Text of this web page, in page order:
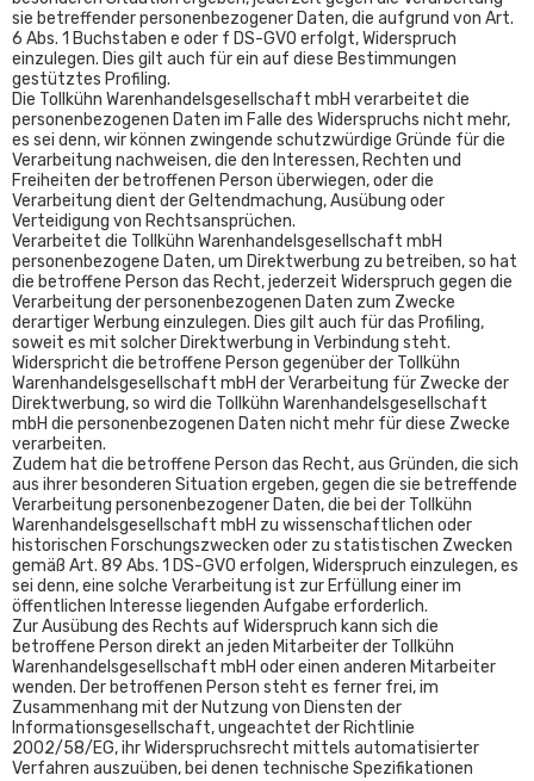
sie betreffender personenbezogener Daten, die aufgrund von Art.
6 Abs. 1 Buchstaben e oder f DS-GVO erfolgt, Widerspruch
einzulegen. Dies gilt auch für ein auf diese Bestimmungen
gestütztes Profiling.
Die Tollkühn Warenhandelsgesellschaft mbH verarbeitet die
personenbezogenen Daten im Falle des Widerspruchs nicht mehr,
es sei denn, wir können zwingende schutzwürdige Gründe für die
Verarbeitung nachweisen, die den Interessen, Rechten und
Freiheiten der betroffenen Person überwiegen, oder die
Verarbeitung dient der Geltendmachung, Ausübung oder
Verteidigung von Rechtsansprüchen.
Verarbeitet die Tollkühn Warenhandelsgesellschaft mbH
personenbezogene Daten, um Direktwerbung zu betreiben, so hat
die betroffene Person das Recht, jederzeit Widerspruch gegen die
Verarbeitung der personenbezogenen Daten zum Zwecke
derartiger Werbung einzulegen. Dies gilt auch für das Profiling,
soweit es mit solcher Direktwerbung in Verbindung steht.
Widerspricht die betroffene Person gegenüber der Tollkühn
Warenhandelsgesellschaft mbH der Verarbeitung für Zwecke der
Direktwerbung, so wird die Tollkühn Warenhandelsgesellschaft
mbH die personenbezogenen Daten nicht mehr für diese Zwecke
verarbeiten.
Zudem hat die betroffene Person das Recht, aus Gründen, die sich
aus ihrer besonderen Situation ergeben, gegen die sie betreffende
Verarbeitung personenbezogener Daten, die bei der Tollkühn
Warenhandelsgesellschaft mbH zu wissenschaftlichen oder
historischen Forschungszwecken oder zu statistischen Zwecken
gemäß Art. 89 Abs. 1 DS-GVO erfolgen, Widerspruch einzulegen, es
sei denn, eine solche Verarbeitung ist zur Erfüllung einer im
öffentlichen Interesse liegenden Aufgabe erforderlich.
Zur Ausübung des Rechts auf Widerspruch kann sich die
betroffene Person direkt an jeden Mitarbeiter der Tollkühn
Warenhandelsgesellschaft mbH oder einen anderen Mitarbeiter
wenden. Der betroffenen Person steht es ferner frei, im
Zusammenhang mit der Nutzung von Diensten der
Informationsgesellschaft, ungeachtet der Richtlinie
2002/58/EG, ihr Widerspruchsrecht mittels automatisierter
Verfahren auszuüben, bei denen technische Spezifikationen